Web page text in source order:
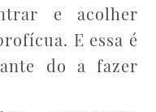
e acolher
E essa é
do a fazer